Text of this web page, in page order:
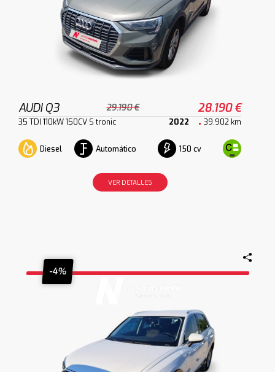
AUDI Q3 29.190 € 28.190 €
35 TDI 110kW 150CV S tronic 2022 39.902 km
Diesel Automático 150 cv
VER DETALLES
-4%